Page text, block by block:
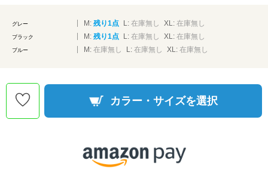
グレー M: 残り1点 L: 在庫無し XL: 在庫無し
ブラック M: 残り1点 L: 在庫無し XL: 在庫無し
ブルー M: 在庫無し L: 在庫無し XL: 在庫無し
カラー・サイズを選択